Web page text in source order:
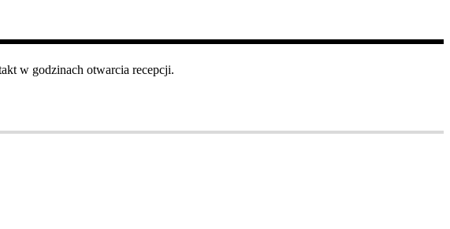
w godzinach otwarcia recepcji.